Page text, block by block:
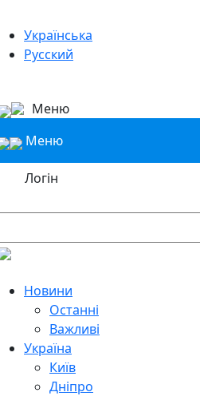
Українська
Русский
Меню
Меню
Логін
Новини
Останні
Важливі
Україна
Київ
Дніпро